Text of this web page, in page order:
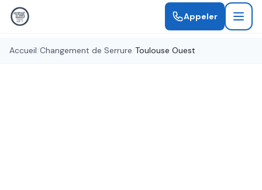
Appeler
Accueil Changement de Serrure Toulouse Ouest